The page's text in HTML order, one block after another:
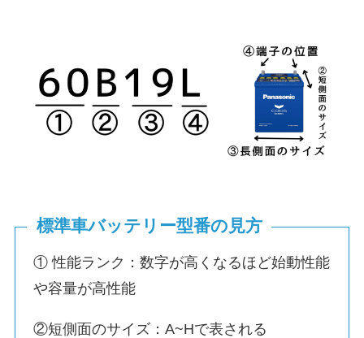
標準車バッテリー型番の見方
① 性能ランク：数字が高くなるほど始動性能
や容量が高性能
②短側面のサイズ：A~Hで表される